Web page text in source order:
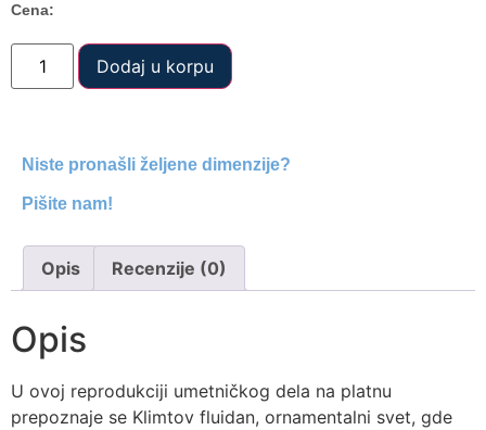
Cena:
Dodaj u korpu
Niste pronašli željene dimenzije?
Pišite nam!
Opis Recenzije (0)
Opis
U ovoj reprodukciji umetničkog dela na platnu
prepoznaje se Klimtov fluidan, ornamentalni svet, gde